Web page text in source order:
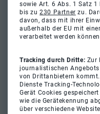
sowie Art. 6 Abs. 1 Satz 1
bis zu230 Partner zu.
davon, dass mit ihrer
außerhalb der EU mit
verarbeitet werden
Tracking durch Dritte: Zur
journalistischen
von Drittanbietern
Dienste Tracking-
Gerät Cookies
wie die Gerätekennung
über verschiedene